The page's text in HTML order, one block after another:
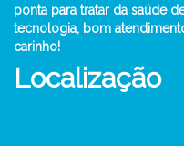
ponta para tratar da saúde
tecnologia, bom
carinho!
Localização